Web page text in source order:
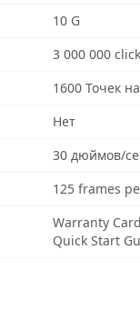
10 G
3 000 000
1600 Точек
Нет
30 дюймов/
125 frames
Warranty Card
Quick Start